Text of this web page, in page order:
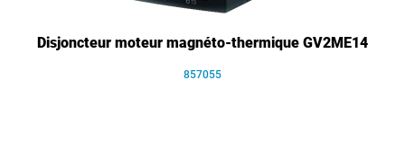
Disjoncteur moteur magnéto-thermique GV2ME14
857055